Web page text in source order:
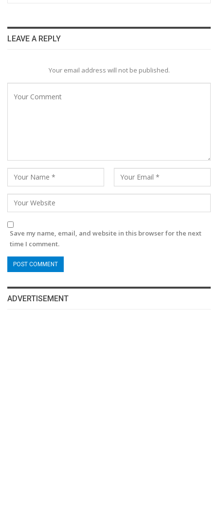
LEAVE A REPLY
Your email address will not be published.
Save my name, email, and website in this browser for the next
time I comment.
ADVERTISEMENT